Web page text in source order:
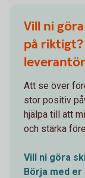
Vill ni
på
Att se över
stor positiv
hjälpa till att
och stärka
Vill ni göra
Börja med er